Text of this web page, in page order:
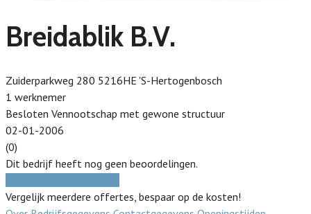
Breidablik B.V.
Zuiderparkweg 280 5216HE 'S-Hertogenbosch
1 werknemer
Besloten Vennootschap met gewone structuur
02-01-2006
(0)
Dit bedrijf heeft nog geen beoordelingen.
Vergelijk meerdere offertes, bespaar op de kosten!